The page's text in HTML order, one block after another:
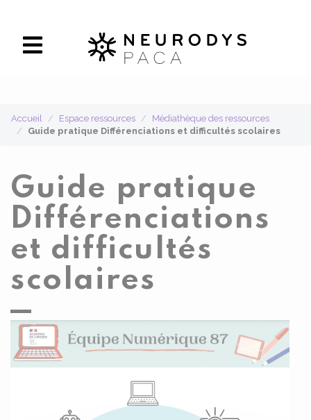
Accueil Espace ressources
Médiathèque des ressources
Guide pratique Différenciations et difficultés scolaires
Guide pratique
Différenciations
et difficultés
scolaires